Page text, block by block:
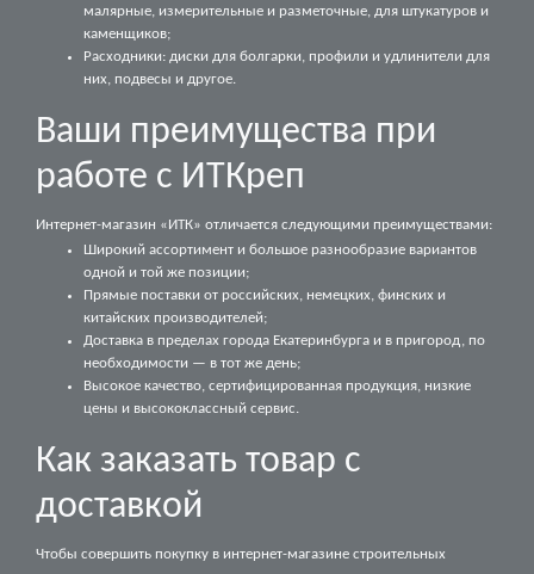
малярные, измерительные и разметочные, для штукатуров и
каменщиков;
Расходники: диски для болгарки, профили и удлинители для
них, подвесы и другое.
Ваши преимущества при
работе с ИТКреп
Интернет-магазин «‎ИТК» отличается следующими преимуществами:
Широкий ассортимент и большое разнообразие вариантов
одной и той же позиции;
Прямые поставки от российских, немецких, финских и
китайских производителей;
Доставка в пределах города Екатеринбурга и в пригород, по
необходимости — в тот же день;
Высокое качество, сертифицированная продукция, низкие
цены и высококлассный сервис.
Как заказать товар с
доставкой
Чтобы совершить покупку в интернет-магазине строительных